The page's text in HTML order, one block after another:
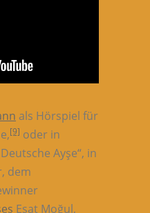
als Hörspiel für
[9] oder in
Ayşe“, in
dem
Esat Moğul,